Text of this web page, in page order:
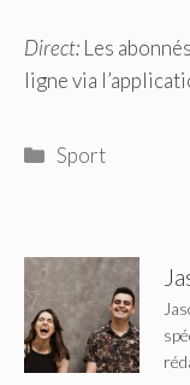
Direct: Les
ligne via
Catégories
Sport